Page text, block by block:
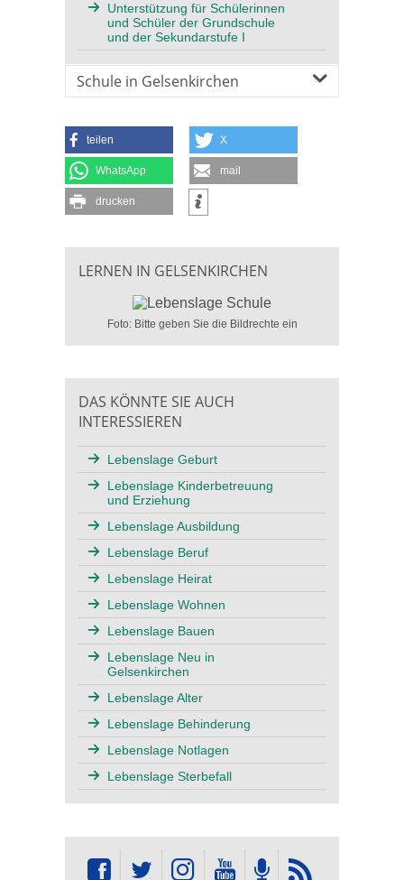
Unterstützung für Schülerinnen
und Schüler der Grundschule
und der Sekundarstufe I
Schule in Gelsenkirchen
teilen X
WhatsApp mail
drucken
LERNEN IN GELSENKIRCHEN
Foto: Bitte geben Sie die Bildrechte ein
DAS KÖNNTE SIE AUCH
INTERESSIEREN
Lebenslage Geburt
Lebenslage Kinderbetreuung
und Erziehung
Lebenslage Ausbildung
Lebenslage Beruf
Lebenslage Heirat
Lebenslage Wohnen
Lebenslage Bauen
Lebenslage Neu in
Gelsenkirchen
Lebenslage Alter
Lebenslage Behinderung
Lebenslage Notlagen
Lebenslage Sterbefall